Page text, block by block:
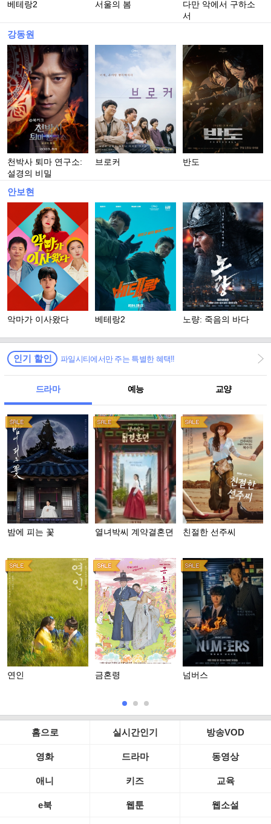
베테랑2 서울의 봄
다만 악에서 구하소
서
강동원
천박사 퇴마 연구소:
설경의 비밀
브로커 반도
안보현
악마가 이사왔다 베테랑2 노량: 죽음의 바다
인기 할인 파일시티에서만 주는 특별한 혜택!!
드라마 예능 교양
밤에 피는 꽃 열녀박씨 계약결혼뎐 친절한 선주씨
연인 금혼령 넘버스
홈으로 실시간인기 방송VOD
영화 드라마 동영상
애니 키즈 교육
e북 웹툰 웹소설